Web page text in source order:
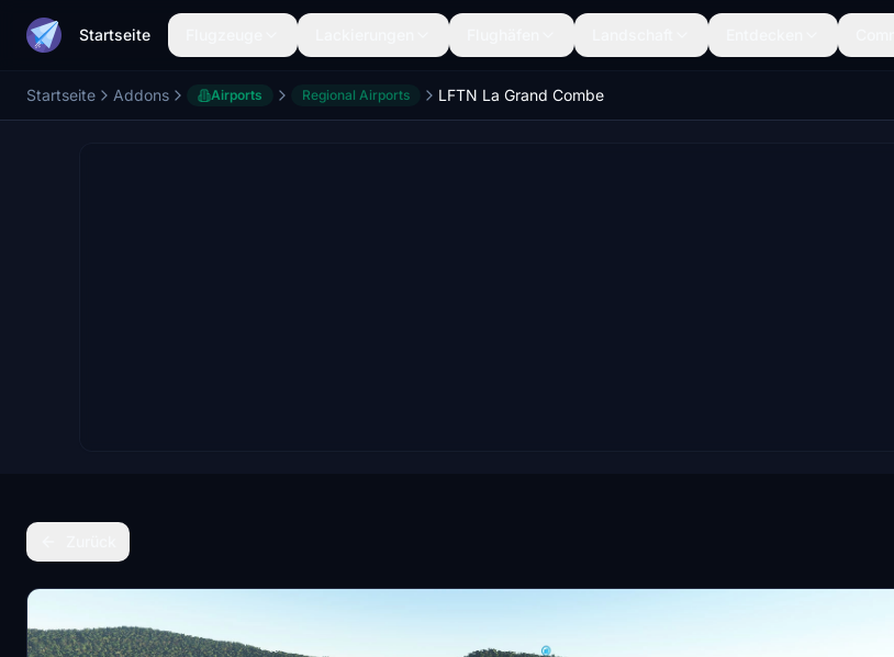
Startseite
Startseite Addons Airports Regional Airports LFTN La Grand Combe